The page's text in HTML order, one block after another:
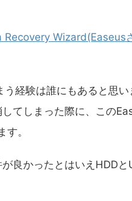
Recovery Wizard(Easeus
経験は誰にもあると思い
てしまった際に、この
。
良かったとはいえHDDと